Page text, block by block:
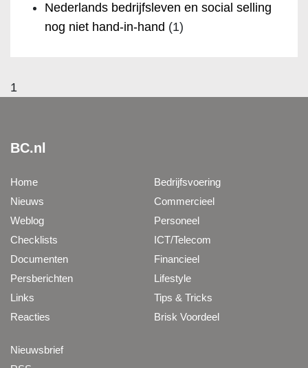
Nederlands bedrijfsleven en social selling
nog niet hand-in-hand (1)
1
BC.nl
Home
Nieuws
Weblog
Checklists
Documenten
Persberichten
Links
Reacties
Bedrijfsvoering
Commercieel
Personeel
ICT/Telecom
Financieel
Lifestyle
Tips & Tricks
Brisk Voordeel
Nieuwsbrief